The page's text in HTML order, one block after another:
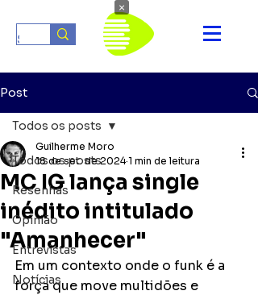
Post
Todos os posts
Resenhas
Opinião
Entrevistas
Notícias
Todos os posts
MC IG lança single
inédito intitulado
"Amanhecer"
Guilherme Moro
18 de set. de 2024 1 min de leitura
Em um contexto onde o funk é a
força que move multidões e
×